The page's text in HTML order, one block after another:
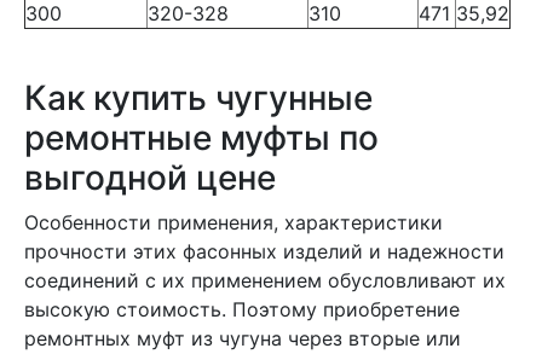
300
320-328 310 471 35,92
Как купить чугунные
ремонтные муфты по
выгодной цене
Особенности применения, характеристики
прочности этих фасонных изделий и надежности
соединений с их применением обусловливают их
высокую стоимость. Поэтому приобретение
ремонтных муфт из чугуна через вторые или